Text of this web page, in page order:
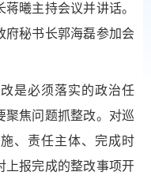
曦主持会议并讲话。
府秘书长郭海磊参加会
是必须落实的政治任
聚焦问题抓整改。对巡
、责任主体、完成时
上报完成的整改事项开